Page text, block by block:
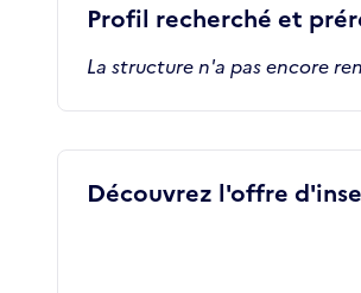
Profil recherché et
La structure n'a pas encore
Découvrez l'offre